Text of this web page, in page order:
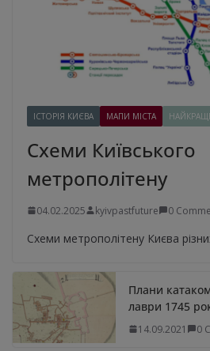
ІСТОРІЯ КИЄВА МАПИ МІСТА
Схеми Київського
метрополітену
04.02.2025 kyivpastfuture 0
Схеми метрополітену Києва
Плани
лаври 1745
14.09.2021 0